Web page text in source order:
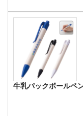
牛乳パックボールペ